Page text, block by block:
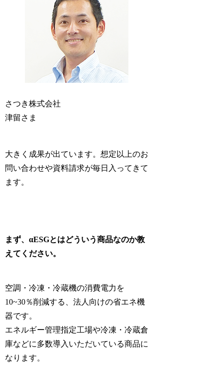
さつき株式会社
津留さま
大きく成果が出ています。想定以上のお
問い合わせや資料請求が毎日入ってきて
ます。
まず、αESGとはどういう商品なのか教
えてください。
空調・冷凍・冷蔵機の消費電力を
10~30％削減する、法人向けの省エネ機
器です。
エネルギー管理指定工場や冷凍・冷蔵倉
庫などに多数導入いただいている商品に
なります。